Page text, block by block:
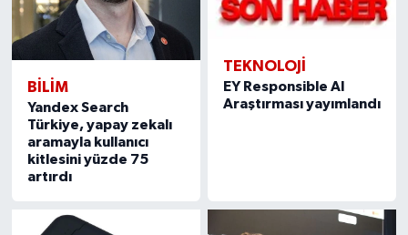
BILIM
Yandex Search
Türkiye, yapay zekalı
aramayla kullanıcı
kitlesini yüzde 75
artırdı
TEKNOLOJİ
EY Responsible AI
Araştırması yayımlandı